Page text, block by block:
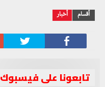
أقسام أخبار
تابعونا على فيسبوك